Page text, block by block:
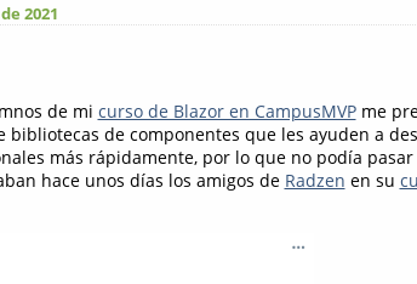
2021
de mi curso de Blazor en CampusMVPme
bibliotecas de componentes que les ayuden a
más rápidamente, por lo que no podía
hace unos días los amigos de Radzen en su